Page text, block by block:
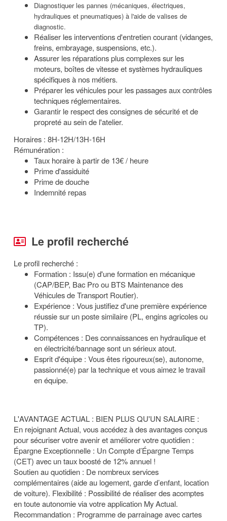
Diagnostiquer les pannes (mécaniques, électriques,
hydrauliques et pneumatiques) à l'aide de valises de
diagnostic.
Réaliser les interventions d'entretien courant (vidanges,
freins, embrayage, suspensions, etc.).
Assurer les réparations plus complexes sur les
moteurs, boîtes de vitesse et systèmes hydrauliques
spécifiques à nos métiers.
Préparer les véhicules pour les passages aux contrôles
techniques réglementaires.
Garantir le respect des consignes de sécurité et de
propreté au sein de l'atelier.
Horaires : 8H-12H/13H-16H
Rémunération :
Taux horaire à partir de 13€ / heure
Prime d'assiduité
Prime de douche
Indemnité repas
Le profil recherché
Le profil recherché :
Formation : Issu(e) d'une formation en mécanique
(CAP/BEP, Bac Pro ou BTS Maintenance des
Véhicules de Transport Routier).
Expérience : Vous justifiez d'une première expérience
réussie sur un poste similaire (PL, engins agricoles ou
TP).
Compétences : Des connaissances en hydraulique et
en électricité/bannage sont un sérieux atout.
Esprit d'équipe : Vous êtes rigoureux(se), autonome,
passionné(e) par la technique et vous aimez le travail
en équipe.
L'AVANTAGE ACTUAL : BIEN PLUS QU'UN SALAIRE :
En rejoignant Actual, vous accédez à des avantages conçus
pour sécuriser votre avenir et améliorer votre quotidien :
Épargne Exceptionnelle : Un Compte d’Épargne Temps
(CET) avec un taux boosté de 12% annuel !
Soutien au quotidien : De nombreux services
complémentaires (aide au logement, garde d’enfant, location
de voiture). Flexibilité : Possibilité de réaliser des acomptes
en toute autonomie via votre application My Actual.
Recommandation : Programme de parrainage avec cartes